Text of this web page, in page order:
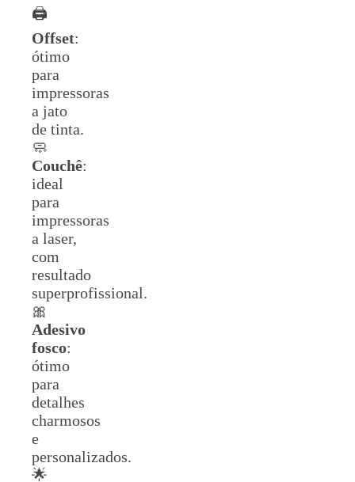
🖨️
Offset:
ótimo
para
impressoras
a jato
de tinta.
🧼
Couchê:
ideal
para
impressoras
a laser,
com
resultado
superprofissional.
🎀
Adesivo
fosco:
ótimo
para
detalhes
charmosos
e
personalizados.
🌟